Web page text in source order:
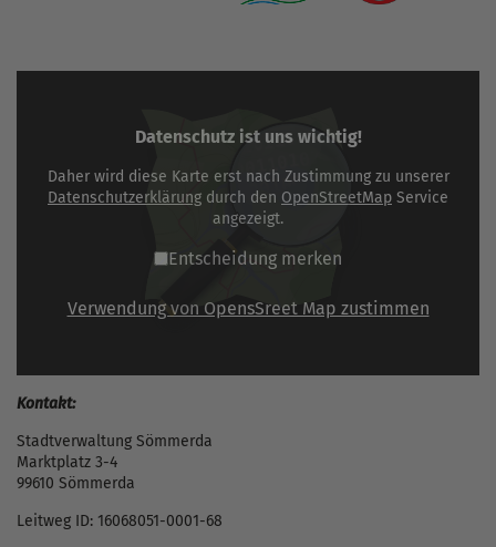
Datenschutz ist uns wichtig!
Daher wird diese Karte erst nach Zustimmung zu unserer
Datenschutzerklärung durch den OpenStreetMap Service
angezeigt.
Entscheidung merken
Verwendung von OpensSreet Map zustimmen
Kontakt:
Stadtverwaltung Sömmerda
Marktplatz 3-4
99610 Sömmerda
Leitweg ID: 16068051-0001-68